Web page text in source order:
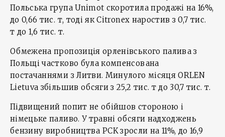
Польська група Unimot скоротила продажі на 16%,
до 0,66 тис. т, тоді як Citronex наростив з 0,7 тис.
т до 1,6 тис. т.
Обмежена пропозиція орленівського палива з
Польщі частково була компенсована
постачаннями з Литви. Минулого місяця ORLEN
Lietuva збільшив обсяги з 25,2 тис. т до 30,7 тис. т.
Підвищений попит не обійшов стороною і
німецьке паливо. У травні обсяги надходжень
бензину виробництва PCK зросли на 11%, до 16,9